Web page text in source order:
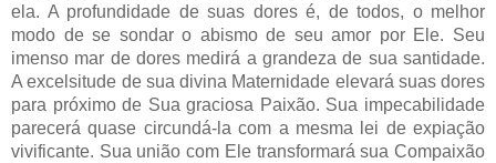
ela. A profundidade de suas dores é, de todos, o melhor
modo de se sondar o abismo de seu amor por Ele. Seu
imenso mar de dores medirá a grandeza de sua santidade.
A excelsitude de sua divina Maternidade elevará suas dores
para próximo de Sua graciosa Paixão. Sua impecabilidade
parecerá quase circundá-la com a mesma lei de expiação
vivificante. Sua união com Ele transformará sua Compaixão